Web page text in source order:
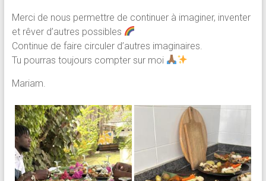
Merci de nous permettre de continuer à imaginer, inventer
et rêver d’autres possibles
Continue de faire circuler d’autres imaginaires.
Tu pourras toujours compter sur moi
Mariam.